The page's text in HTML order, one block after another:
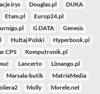
irys Douglas.pl
DUKA
Etam.pl
Europ24.pl
G DATA
Genesis
Hultaj Polski
Hyperbook.pl
CPS
Komputronik.pl
Lancerto
Limango.pl
Marsala-butik
MatrixMedia
Molly
Morele.net